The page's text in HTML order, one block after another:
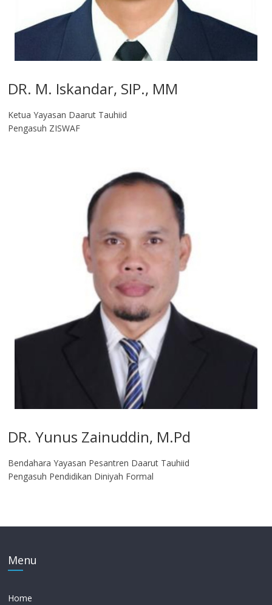
DR. M. Iskandar, SIP., MM
Ketua Yayasan Daarut Tauhiid
Pengasuh ZISWAF
DR. Yunus Zainuddin, M.Pd
Bendahara Yayasan Pesantren Daarut Tauhiid
Pengasuh Pendidikan Diniyah Formal
Menu
Home